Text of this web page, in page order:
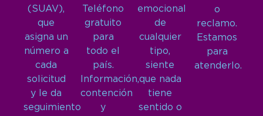
(SUAV),
que
asigna un
número a
cada
solicitud
y le da
seguimiento
Teléfono
gratuito
para
todo el
país.
Información,
contención
y
emocional
de
cualquier
tipo,
siente
que nada
tiene
sentido o
o
reclamo.
Estamos
para
atenderlo.